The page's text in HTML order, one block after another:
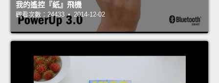
我的遙控『紙』飛機
觀看次數：24433 • 2014-12-02